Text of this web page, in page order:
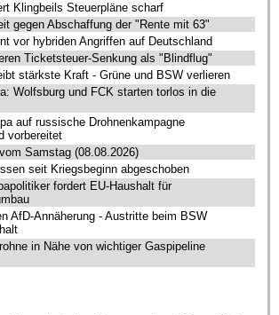
Klingbeils Steuerpläne scharf
gegen Abschaffung der "Rente mit 63"
vor hybriden Angriffen auf Deutschland
Ticketsteuer-Senkung als "Blindflug"
stärkste Kraft - Grüne und BSW verlieren
Wolfsburg und FCK starten torlos in die
auf russische Drohnenkampagne
vorbereitet
Samstag (08.08.2026)
seit Kriegsbeginn abgeschoben
fordert EU-Haushalt für
AfD-Annäherung - Austritte beim BSW
in Nähe von wichtiger Gaspipeline